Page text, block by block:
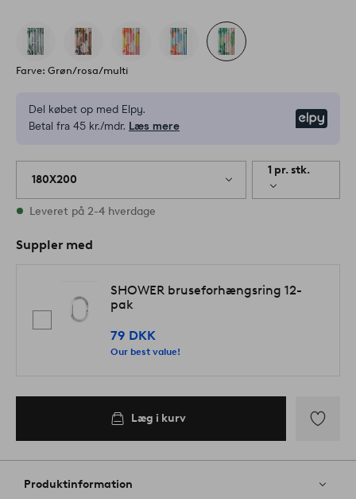
Farve: Grøn/rosa/multi
Del købet op med Elpy.
Betal fra 45 kr./mdr. Læs mere
180X200
1 pr. stk.
På lager
Leveret på 2-4 hverdage
Suppler med
SHOWER bruseforhængsring 12-
pak
79 DKK
Our best value!
Læg i kurv
til
Produktinformation